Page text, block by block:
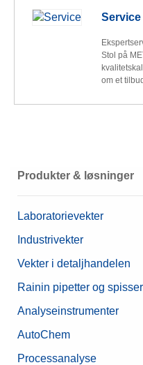
Service
Stol på
om et
Produkter & løsninger
Laboratorievekter
Industrivekter
Vekter i detaljhandelen
Rainin pipetter og spisser
Analyseinstrumenter
AutoChem
Processanalyse